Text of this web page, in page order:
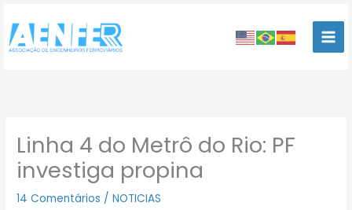
para
conteúdo
Linha 4 do Metrô do Rio: PF
investiga propina
14 Comentários /NOTICIAS